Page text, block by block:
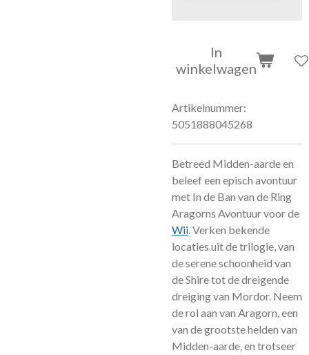
In
winkelwagen
Artikelnummer:
5051888045268
Betreed Midden-aarde en
beleef een episch avontuur
met In de Ban van de Ring
Aragorns Avontuur voor de
Wii. Verken bekende
locaties uit de trilogie, van
de serene schoonheid van
de Shire tot de dreigende
dreiging van Mordor. Neem
de rol aan van Aragorn, een
van de grootste helden van
Midden-aarde, en trotseer